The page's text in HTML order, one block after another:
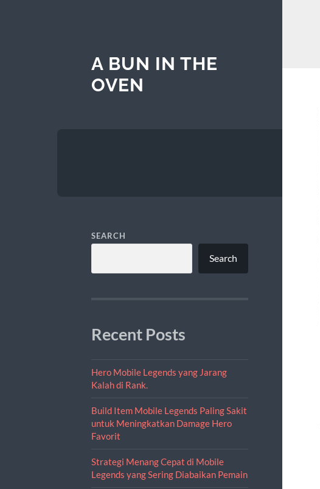
A BUN IN THE
OVEN
SEARCH
Search
Recent Posts
Hero Mobile Legends yang Jarang
Kalah di Rank.
Build Item Mobile Legends Paling Sakit
untuk Meningkatkan Damage Hero
Favorit
Strategi Menang Cepat di Mobile
Legends yang Sering Diabaikan Pemain